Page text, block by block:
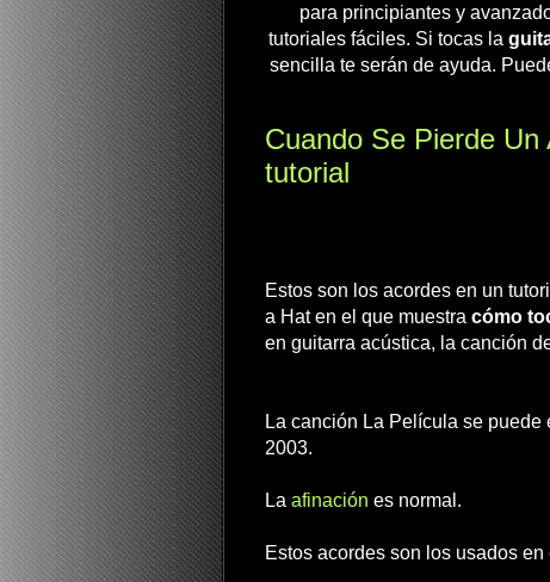
para principiantes y
tutoriales fáciles. Si tocas la
sencilla te serán de ayuda.
Cuando Se Pierde
tutorial
Estos son los acordes en un
a Hat en el que muestra cómo
en guitarra acústica, la canción
La canción La Película se
2003.
La afinación es normal.
Estos acordes son los usados